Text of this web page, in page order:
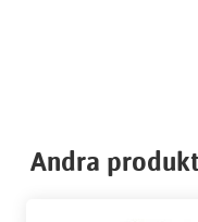
Andra